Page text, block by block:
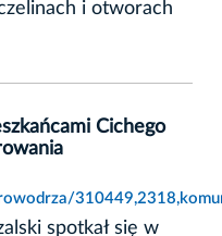
i otworach
Cichego
spotkał się w